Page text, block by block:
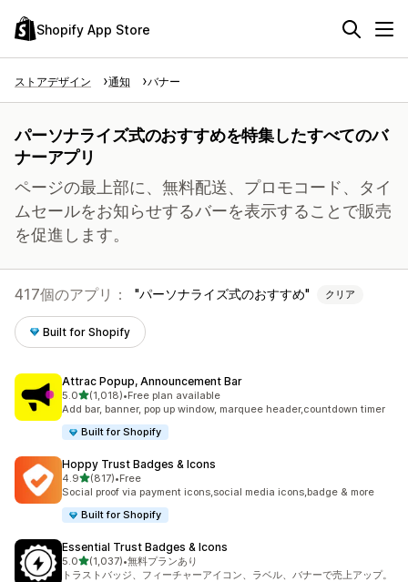
Shopify App Store
ストアデザイン 通知 バナー
パーソナライズ式のおすすめを特集したすべてのバ
ナーアプリ
ページの最上部に、無料配送、プロモコード、タイ
ムセールをお知らせするバーを表示することで販売
を促進します。
417個のアプリ： パーソナライズ式のおすすめ クリア
Built for Shopify
Attrac Popup, Announcement Bar
5.05つ星中
(1,018)
合計レビュー数：1018件
•Free plan available
Add bar, banner, pop up window, marquee header,countdown timer
Built for Shopify
Hoppy Trust Badges & Icons
4.95つ星中
(817)
合計レビュー数：817件
•Free
Social proof via payment icons,social media icons,badge & more
Built for Shopify
Essential Trust Badges & Icons
5.05つ星中
(1,037)
合計レビュー数：1037件
•無料プランあり
トラストバッジ、フィーチャーアイコン、ラベル、バナーで売上アップ。